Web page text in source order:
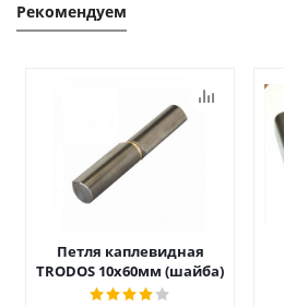
Рекомендуем
Петля каплевидная
TRODOS 10х60мм (шайба)